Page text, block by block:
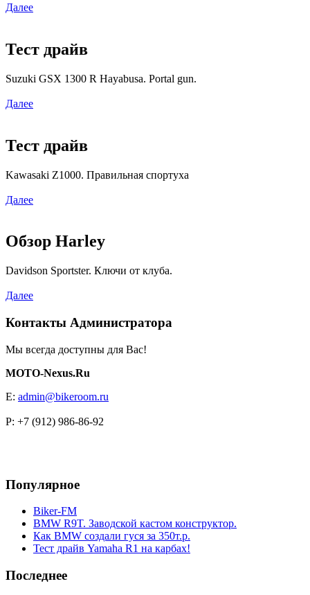
Далее
Тест драйв
Suzuki GSX 1300 R Hayabusa. Portal gun.
Далее
Тест драйв
Kawasaki Z1000. Правильная спортуха
Далее
Обзор Harley
Davidson Sportster. Ключи от клуба.
Далее
Контакты Администратора
Мы всегда доступны для Вас!
MOTO-Nexus.Ru
E: admin@bikeroom.ru
P: +7 (912) 986-86-92
Популярное
Biker-FM
BMW R9T. Заводской кастом конструктор.
Как BMW создали гуся за 350т.р.
Тест драйв Yamaha R1 на карбах!
Последнее